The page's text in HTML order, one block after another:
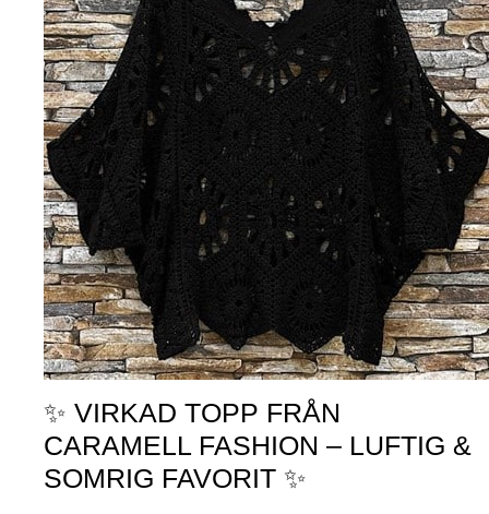
✨ VIRKAD TOPP FRÅN
CARAMELL FASHION – LUFTIG &
SOMRIG FAVORIT ✨